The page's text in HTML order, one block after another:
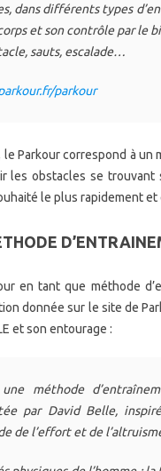
dans différents types
et son contrôle par le
sauts, escalade…
parkour
Parkour correspond à un
les obstacles se
le plus rapidement
en tant que méthode
donnée sur le site de
et son entourage :
méthode
par David Belle,
de l’effort et de